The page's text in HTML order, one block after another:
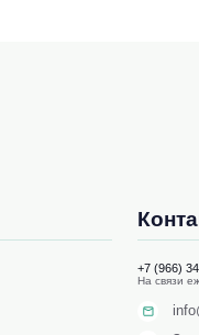
+7 (966)
На связи